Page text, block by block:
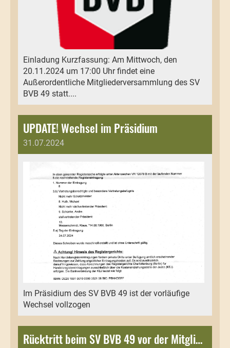
Einladung Kurzfassung: Am Mittwoch, den
20.11.2024 um 17:00 Uhr findet eine
Außerordentliche Mitgliederversammlung des SV
BVB 49 statt....
UPDATE! Wechsel im Präsidium
31.07.2024
Im Präsidium des SV BVB 49 ist der vorläufige
Wechsel vollzogen
Rücktritt beim SV BVB 49 vor der Mitgliederversammlung 2024